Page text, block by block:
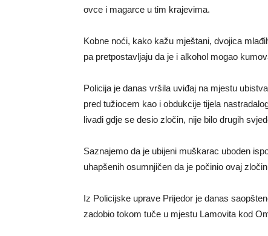
ovce i magarce u tim krajevima.
Kobne noći, kako kažu mještani, dvojica
pa pretpostavljaju da je i alkohol mogao
Policija je danas vršila uviđaj na mjestu
pred tužiocem kao i obdukcije tijela
livadi gdje se desio zločin, nije bilo drugih
Saznajemo da je ubijeni muškarac uboden
uhapšenih osumnjičen da je počinio ovaj
Iz Policijske uprave Prijedor je danas
zadobio tokom tuče u mjestu Lamovita kod